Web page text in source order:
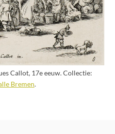
Callot, 17e eeuw. Collectie:
Bremen.